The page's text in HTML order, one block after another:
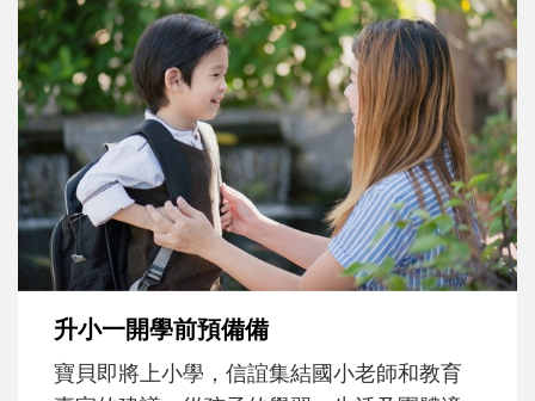
和孩子一起長大的那個男人│讀懂父親的
不同模樣
沒有人天生就擅長當爸爸！男人總是在一次
次「前所未有」的體驗中，跟著孩子一起長
大。從給予安全感的肢體遊戲，到獨立自
主、角色認同及解決問題的能力養成。爸爸
正嘗試用不同的模樣，參與孩子每個重要的